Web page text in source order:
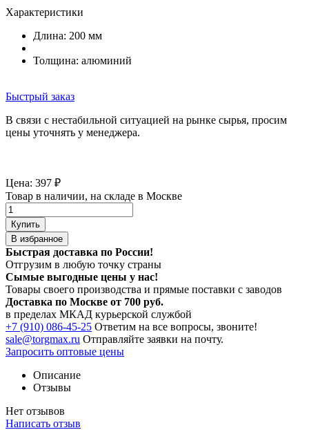
Характеристики
Длина: 200 мм
Толщина: алюминий
Быстрый заказ
В связи с нестабильной ситуацией на рынке сырья, просим
цены уточнять у менеджера.
Цена: 397 ₽
Товар в наличии, на складе в Москве
Купить
В избранное
Быстрая доставка по России!
Отгрузим в любую точку страны
Сымые выгодные цены у нас!
Товары своего производства и прямые поставки с заводов
Доставка по Москве от 700 руб.
в пределах МКАД курьерской службой
+7 (910) 086-45-25 Ответим на все вопросы, звоните!
sale@torgmax.ru Отправляйте заявки на почту.
Запросить оптовые цены
Описание
Отзывы
Нет отзывов
Написать отзыв